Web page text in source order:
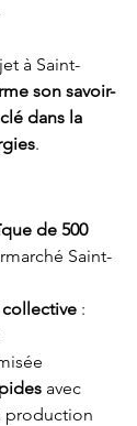
à Saint-
son savoir-
dans la
.
de 500
Saint-
:
avec
production